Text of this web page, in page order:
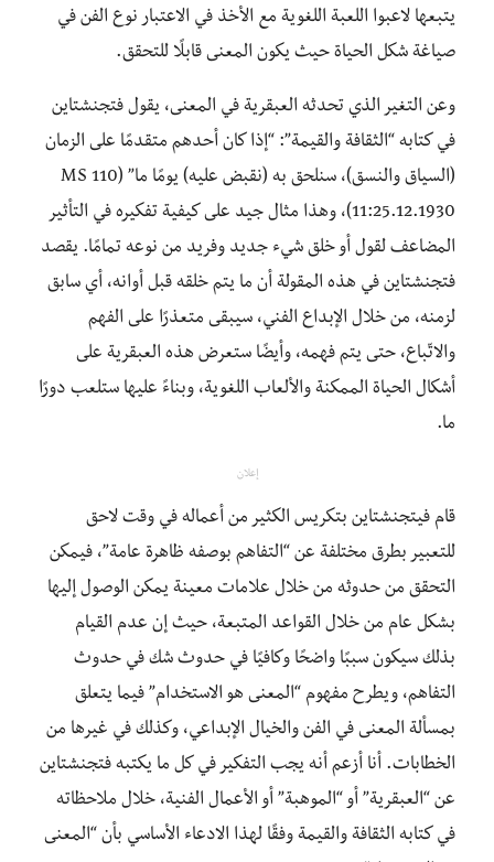
يتبعها لاعبوا اللعبة اللغوية مع الأخذ في الاعتبار نوع الفن في
صياغة شكل الحياة حيث يكون المعنى قابلًا للتحقق.
وعن التغير الذي تحدثه العبقرية في المعنى، يقول فتجنشتاين
في كتابه “الثقافة والقيمة”: “إذا كان أحدهم متقدمًا على الزمان
(السياق والنسق)، سنلحق به (نقبض عليه) يومًا ما” (MS 110
11:25.12.1930)، وهذا مثال جيد على كيفية تفكيره في التأثير
المضاعف لقول أو خلق شيء جديد وفريد ​​من نوعه تمامًا. يقصد
فتجنشتاين في هذه المقولة أن ما يتم خلقه قبل أوانه، أي سابق
لزمنه، من خلال الإبداع الفني، سيبقى متعذرًا على الفهم
والاتّباع، حتى يتم فهمه، وأيضًا ستعرض هذه العبقرية على
أشكال الحياة الممكنة والألعاب اللغوية، وبناءً عليها ستلعب دورًا
ما.
إعلان
قام فيتجنشتاين بتكريس الكثير من أعماله في وقت لاحق
للتعبير بطرق مختلفة عن “التفاهم بوصفه ظاهرة عامة”، فيمكن
التحقق من حدوثه من خلال علامات معينة يمكن الوصول إليها
بشكل عام من خلال القواعد المتبعة، حيث إن عدم القيام
بذلك سيكون سببًا واضحًا وكافيًا في حدوث شك في حدوث
التفاهم، ويطرح مفهوم “المعنى هو الاستخدام” فيما يتعلق
بمسألة المعنى في الفن والخيال الإبداعي، وكذلك في غيرها من
الخطابات. أنا أزعم أنه يجب التفكير في كل ما يكتبه فتجنشتاين
عن “العبقرية” أو “الموهبة” أو الأعمال الفنية، خلال ملاحظاته
في كتابه الثقافة والقيمة وفقًا لهذا الادعاء الأساسي بأن “المعنى